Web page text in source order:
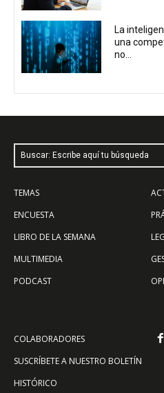
La
una
no...
Buscar: Escribe aquí tu búsqueda
TEMAS
ENCUESTA
LIBRO DE LA SEMANA
MULTIMEDIA
PODCAST
COLABORADORES
SUSCRÍBETE A NUESTRO BOLETÍN
HISTÓRICO